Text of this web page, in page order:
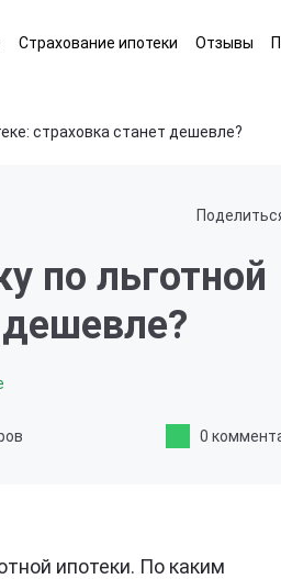
Страхование ипотеки Отзывы
страховка станет дешевле?
по льготной
дешевле?
0
ипотеки. По каким